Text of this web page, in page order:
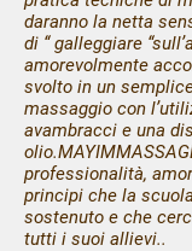
daranno la netta
di “ galleggiare
amorevolmente
svolto in un
massaggio con
avambracci e una
professionalità,
principi che la
sostenuto e che
tutti i suoi allievi..